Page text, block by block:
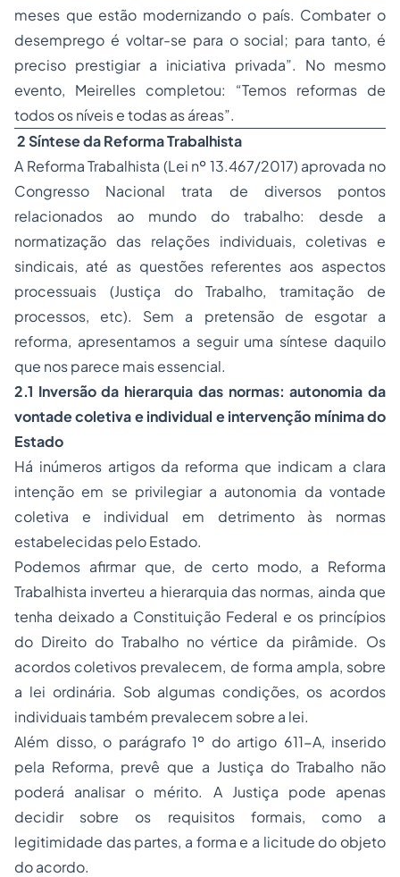
meses que estão modernizando o país. Combater o
desemprego é voltar-se para o social; para tanto, é
preciso prestigiar a iniciativa privada”. No mesmo
evento, Meirelles completou: “Temos reformas de
todos os níveis e todas as áreas”.
2 Síntese da Reforma Trabalhista
A Reforma Trabalhista (Lei nº 13.467/2017) aprovada no
Congresso Nacional trata de diversos pontos
relacionados ao mundo do trabalho: desde a
normatização das relações individuais, coletivas e
sindicais, até as questões referentes aos aspectos
processuais (Justiça do Trabalho, tramitação de
processos, etc). Sem a pretensão de esgotar a
reforma, apresentamos a seguir uma síntese daquilo
que nos parece mais essencial.
2.1 Inversão da hierarquia das normas: autonomia da
vontade coletiva e individual e intervenção mínima do
Estado
Há inúmeros artigos da reforma que indicam a clara
intenção em se privilegiar a autonomia da vontade
coletiva e individual em detrimento às normas
estabelecidas pelo Estado.
Podemos afirmar que, de certo modo, a Reforma
Trabalhista inverteu a hierarquia das normas, ainda que
tenha deixado a Constituição Federal e os princípios
do Direito do Trabalho no vértice da pirâmide. Os
acordos coletivos prevalecem, de forma ampla, sobre
a lei ordinária. Sob algumas condições, os acordos
individuais também prevalecem sobre a lei.
Além disso, o parágrafo 1º do artigo 611-A, inserido
pela Reforma, prevê que a Justiça do Trabalho não
poderá analisar o mérito. A Justiça pode apenas
decidir sobre os requisitos formais, como a
legitimidade das partes, a forma e a licitude do objeto
do acordo.